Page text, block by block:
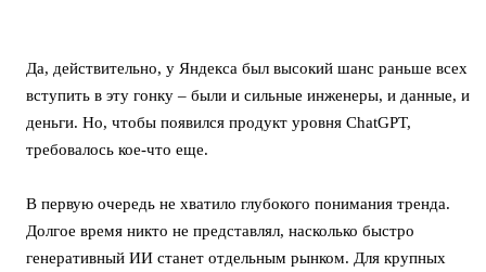
Да, действительно, у Яндекса был высокий шанс раньше всех
вступить в эту гонку – были и сильные инженеры, и данные, и
деньги. Но, чтобы появился продукт уровня ChatGPT,
требовалось кое-что еще.
В первую очередь не хватило глубокого понимания тренда.
Долгое время никто не представлял, насколько быстро
генеративный ИИ станет отдельным рынком. Для крупных